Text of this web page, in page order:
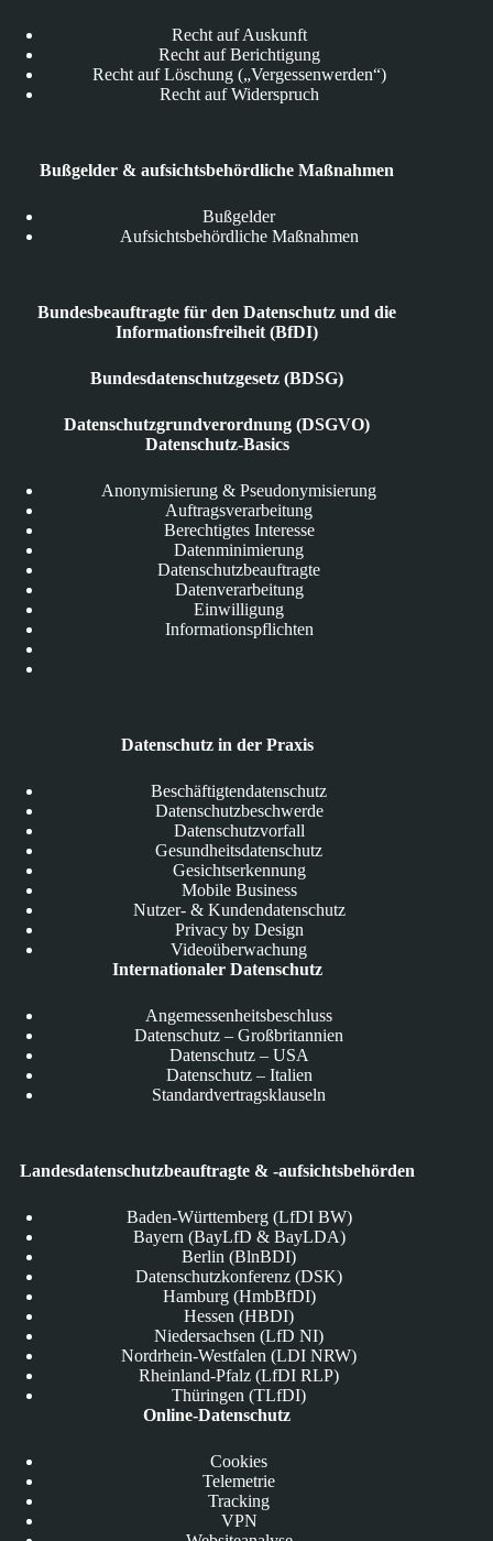
Recht auf Auskunft
Recht auf Berichtigung
Recht auf Löschung („Vergessenwerden“)
Recht auf Widerspruch
Bußgelder & aufsichtsbehördliche Maßnahmen
Bußgelder
Aufsichtsbehördliche Maßnahmen
Bundesbeauftragte für den Datenschutz und die
Informationsfreiheit (BfDI)
Bundesdatenschutzgesetz (BDSG)
Datenschutzgrundverordnung (DSGVO)
Datenschutz-Basics
Anonymisierung & Pseudonymisierung
Auftragsverarbeitung
Berechtigtes Interesse
Datenminimierung
Datenschutzbeauftragte
Datenverarbeitung
Einwilligung
Informationspflichten
Datenschutz in der Praxis
Beschäftigtendatenschutz
Datenschutzbeschwerde
Datenschutzvorfall
Gesundheitsdatenschutz
Gesichtserkennung
Mobile Business
Nutzer- & Kundendatenschutz
Privacy by Design
Videoüberwachung
Internationaler Datenschutz
Angemessenheitsbeschluss
Datenschutz – Großbritannien
Datenschutz – USA
Datenschutz – Italien
Standardvertragsklauseln
Landesdatenschutzbeauftragte & -aufsichtsbehörden
Baden-Württemberg (LfDI BW)
Bayern (BayLfD & BayLDA)
Berlin (BlnBDI)
Datenschutzkonferenz (DSK)
Hamburg (HmbBfDI)
Hessen (HBDI)
Niedersachsen (LfD NI)
Nordrhein-Westfalen (LDI NRW)
Rheinland-Pfalz (LfDI RLP)
Thüringen (TLfDI)
Online-Datenschutz
Cookies
Telemetrie
Tracking
VPN